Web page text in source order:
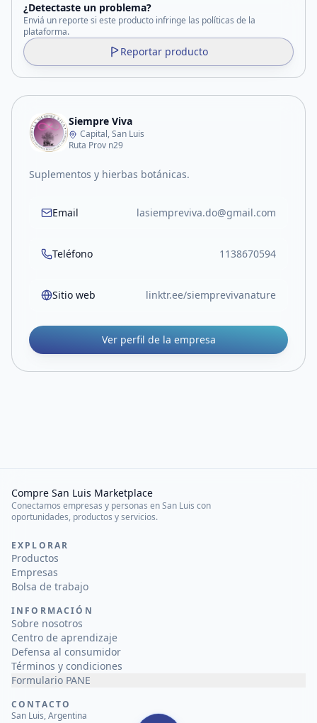
¿Detectaste un problema?
Enviá un reporte si este producto infringe las políticas de la
plataforma.
Reportar producto
Siempre Viva
Capital, San Luis
Ruta Prov n29
Suplementos y hierbas botánicas.
Email lasiempreviva.do@gmail.com
Teléfono 1138670594
Sitio web linktr.ee/siemprevivanature
Ver perfil de la empresa
Compre San Luis Marketplace
Conectamos empresas y personas en San Luis con
oportunidades, productos y servicios.
EXPLORAR
Productos
Empresas
Bolsa de trabajo
INFORMACIÓN
Sobre nosotros
Centro de aprendizaje
Defensa al consumidor
Términos y condiciones
Formulario PANE
CONTACTO
San Luis, Argentina